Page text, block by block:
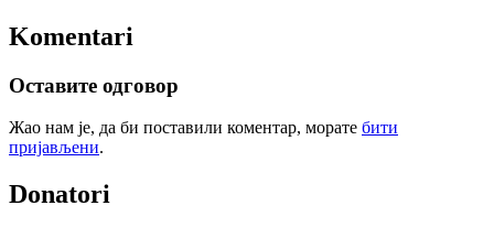
Komentari
Оставите одговор
Жао нам је, да би поставили коментар, морате бити
пријављени.
Donatori